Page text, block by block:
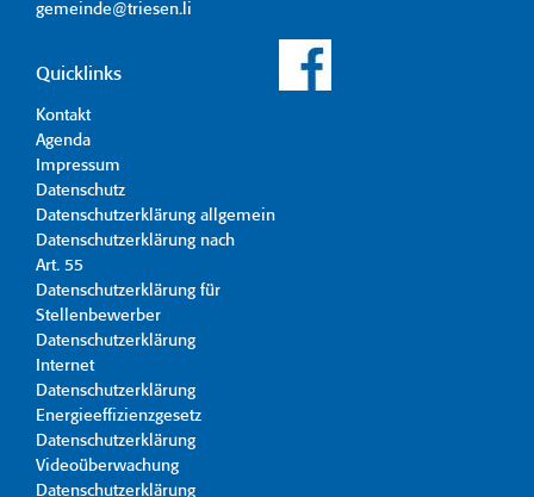
gemeinde@triesen.li
Quicklinks
Kontakt
Agenda
Impressum
Datenschutz
Datenschutzerklärung allgemein
Datenschutzerklärung nach
Art. 55
Datenschutzerklärung für
Stellenbewerber
Datenschutzerklärung
Internet
Datenschutzerklärung
Energieeffizienzgesetz
Datenschutzerklärung
Videoüberwachung
Datenschutzerklärung